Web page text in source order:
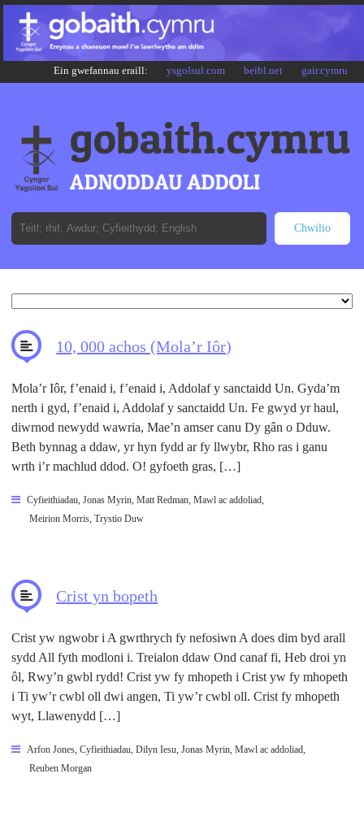
Ein gwefannau eraill: ysgolsul.com beibl.net gair.cymru
10, 000 achos (Mola’r Iôr)
Mola’r Iôr, f’enaid i, f’enaid i, Addolaf y sanctaidd Un. Gyda’m
nerth i gyd, f’enaid i, Addolaf y sanctaidd Un. Fe gwyd yr haul,
diwrnod newydd wawria, Mae’n amser canu Dy gân o Dduw.
Beth bynnag a ddaw, yr hyn fydd ar fy llwybr, Rho ras i ganu
wrth i’r machlud ddod. O! gyfoeth gras, […]
Cyfieithiadau Jonas Myrin Matt Redman Mawl ac addoliad
Meirion Morris Trystio Duw
Crist yn bopeth
Crist yw ngwobr i A gwrthrych fy nefosiwn A does dim byd arall
sydd All fyth modloni i. Treialon ddaw Ond canaf fi, Heb droi yn
ôl, Rwy’n gwbl rydd! Crist yw fy mhopeth i Crist yw fy mhopeth
i Ti yw’r cwbl oll dwi angen, Ti yw’r cwbl oll. Crist fy mhopeth
wyt, Llawenydd […]
Arfon Jones Cyfieithiadau Dilyn Iesu Jonas Myrin Mawl ac addoliad
Reuben Morgan